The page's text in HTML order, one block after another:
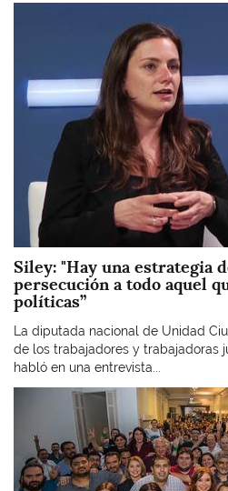
Siley: "Hay una estrategia
persecución a todo aquel
políticas”
La diputada nacional de Unidad
de los trabajadores y trabajadoras
habló en una entrevista...